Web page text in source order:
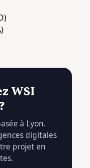
WSI
à Lyon.
digitales
projet en